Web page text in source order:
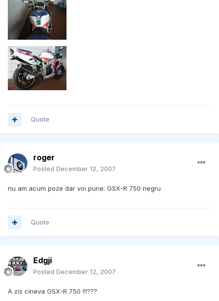
Quote
roger
Posted December 12, 2007
nu am acum poze dar voi pune: GSX-R 750 negru
Quote
Edgji
Posted December 12, 2007
A zis cineva GSX-R 750 !!!???